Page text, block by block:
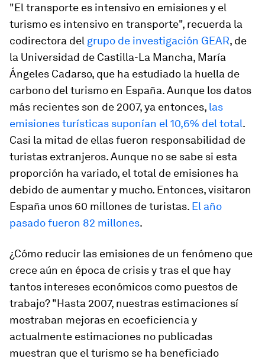
"El transporte es intensivo en emisiones y el
turismo es intensivo en transporte", recuerda la
codirectora del grupo de investigación GEAR, de
la Universidad de Castilla-La Mancha, María
Ángeles Cadarso, que ha estudiado la huella de
carbono del turismo en España. Aunque los datos
más recientes son de 2007, ya entonces, las
emisiones turísticas suponían el 10,6% del total.
Casi la mitad de ellas fueron responsabilidad de
turistas extranjeros. Aunque no se sabe si esta
proporción ha variado, el total de emisiones ha
debido de aumentar y mucho. Entonces, visitaron
España unos 60 millones de turistas. El año
pasado fueron 82 millones.
¿Cómo reducir las emisiones de un fenómeno que
crece aún en época de crisis y tras el que hay
tantos intereses económicos como puestos de
trabajo? "Hasta 2007, nuestras estimaciones sí
mostraban mejoras en ecoeficiencia y
actualmente estimaciones no publicadas
muestran que el turismo se ha beneficiado